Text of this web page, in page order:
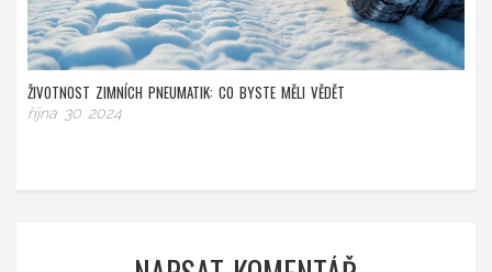
ŽIVOTNOST ZIMNÍCH PNEUMATIK: CO BYSTE MĚLI VĚDĚT
října 30 2024